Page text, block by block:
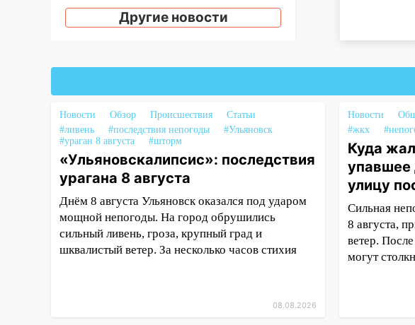
16:34 Из-за мощной непогоды в
первым в Ульяновской области
намолотил более 100 тысяч
тонн зерна
15:17 В колледжи и техникумы
Ульяновской области подали
более 10 тысяч заявлений
15:04 Фоторепортаж с улиц
Ульяновска после шторма:
поваленные деревья и
затопленные улицы
Другие новости
Новости Обзор Происшествия
Статьи
#ливень
#последствия непогоды
#Ульяновск
#ураган 8 августа
#шторм
«Ульяновскалипсис»: последствия
урагана 8 августа
Днём 8 августа Ульяновск оказался под ударом
мощной непогоды. На город обрушились
сильный ливень, гроза, крупный град и
шквалистый ветер. За несколько часов стихия
08.08.2026
Новости
#жкх
Куда
упавшее
улицу
Сильная
8 августа,
ветер.
могут